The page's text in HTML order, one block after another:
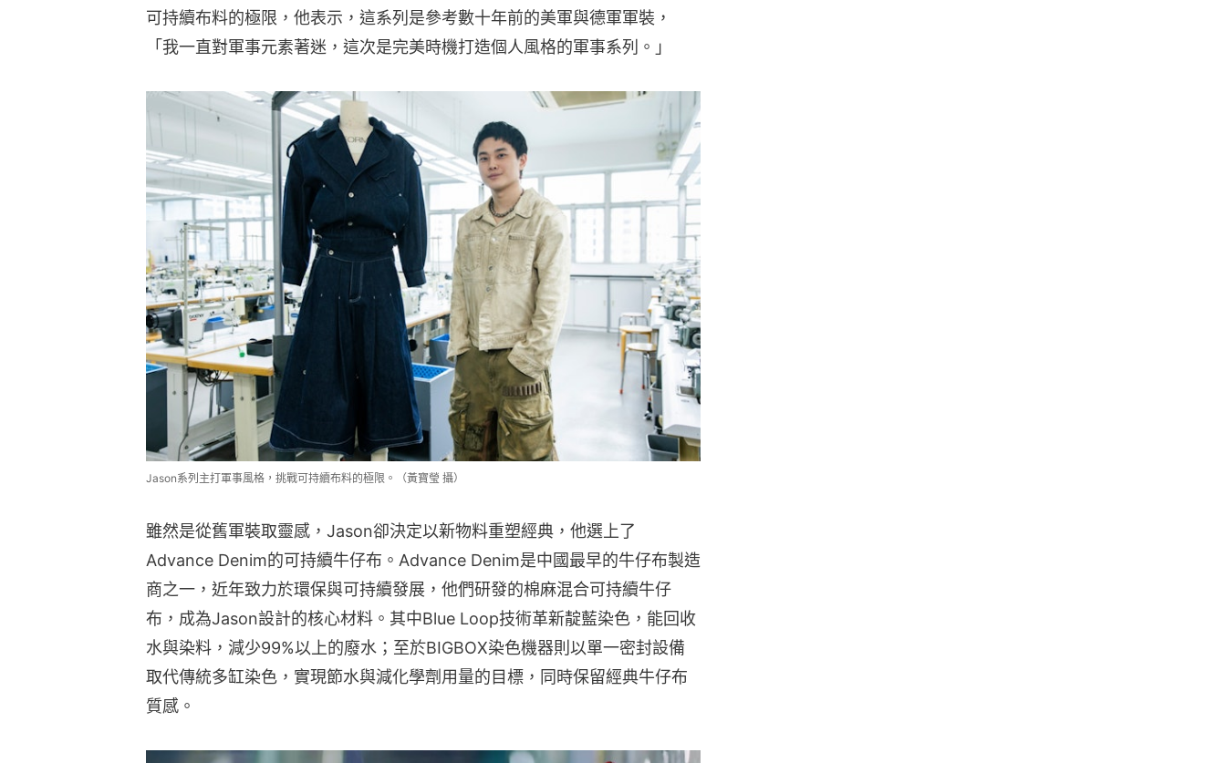
可持續布料的極限，他表示，這系列是參考數十年前的美軍與德軍軍裝，
「我一直對軍事元素著迷，這次是完美時機打造個人風格的軍事系列。」
Jason系列主打軍事風格，挑戰可持續布料的極限。（黃寶瑩 攝）
雖然是從舊軍裝取靈感，Jason卻決定以新物料重塑經典，他選上了
Advance Denim的可持續牛仔布。Advance Denim是中國最早的牛仔布製造
商之一，近年致力於環保與可持續發展，他們研發的棉麻混合可持續牛仔
布，成為Jason設計的核心材料。其中Blue Loop技術革新靛藍染色，能回收
水與染料，減少99%以上的廢水；至於BIGBOX染色機器則以單一密封設備
取代傳統多缸染色，實現節水與減化學劑用量的目標，同時保留經典牛仔布
質感。